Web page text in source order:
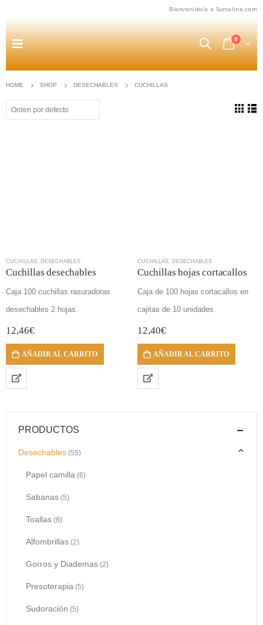
Bienvenido/a a Sumaline.com
0
HOME SHOP DESECHABLES CUCHILLAS
CUCHILLAS DESECHABLES
Cuchillas desechables
Caja 100 cuchillas rasuradoras
desechables 2 hojas.
12,46€
AÑADIR AL CARRITO
CUCHILLAS DESECHABLES
Cuchillas hojas cortacallos
Caja de 100 hojas cortacallos en
cajitas de 10 unidades.
12,40€
AÑADIR AL CARRITO
PRODUCTOS
Desechables (55)
Papel camilla (6)
Sabanas (5)
Toallas (8)
Alfombrillas (2)
Gorros y Diademas (2)
Presoterapia (5)
Sudoración (5)